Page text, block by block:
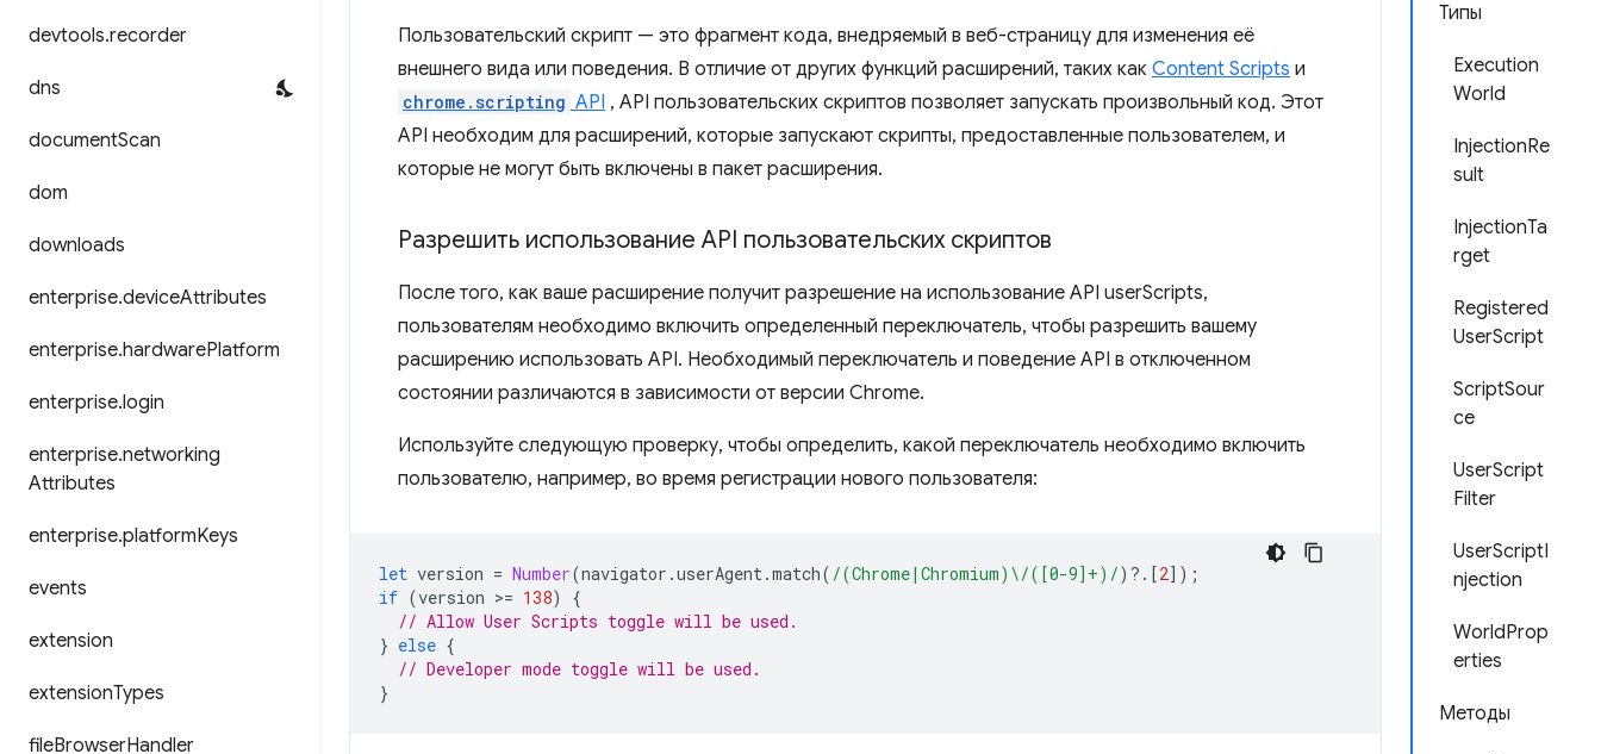
devtools.recorder
dns
documentScan
dom
downloads
enterprise.deviceAttributes
enterprise.hardwarePlatform
enterprise.login
enterprise.networking
Attributes
enterprise.platformKeys
events
extension
extensionTypes
fileBrowserHandler
Типы
Execution
World
InjectionRe
sult
InjectionTa
rget
Registered
UserScript
ScriptSour
ce
UserScript
Filter
UserScriptI
njection
WorldProp
erties
Методы
Пользовательский скрипт — это фрагмент кода, внедряемый в веб-страницу для изменения её
внешнего вида или поведения. В отличие от других функций расширений, таких как Content Scripts и
chrome.scripting API , API пользовательских скриптов позволяет запускать произвольный код. Этот
API необходим для расширений, которые запускают скрипты, предоставленные пользователем, и
которые не могут быть включены в пакет расширения.
Разрешить использование API пользовательских скриптов
После того, как ваше расширение получит разрешение на использование API userScripts,
пользователям необходимо включить определенный переключатель, чтобы разрешить вашему
расширению использовать API. Необходимый переключатель и поведение API в отключенном
состоянии различаются в зависимости от версии Chrome.
Используйте следующую проверку, чтобы определить, какой переключатель необходимо включить
пользователю, например, во время регистрации нового пользователя:
let version = Number(navigator .userAgent.match( /(Chrome|Chromium)\/([0-9]+)/) ? .[2]);
if (version >= 138)
{
// Allow User Scripts toggle will be used.
} else {
// Developer mode toggle will be used.
}